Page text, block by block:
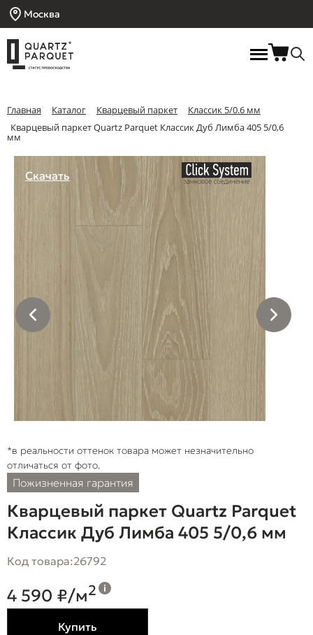
Москва
Главная Каталог Кварцевый паркет
Классик 5/0.6 мм
Кварцевый паркет Quartz Parquet Классик Дуб Лимба 405 5/0,6
мм
Скачать
*в реальности оттенок товара может незначительно
отличаться от фото.
Пожизненная гарантия
Кварцевый паркет Quartz Parquet
Классик Дуб Лимба 405 5/0,6 мм
Код товара:26792
4 590 ₽/м2
Купить